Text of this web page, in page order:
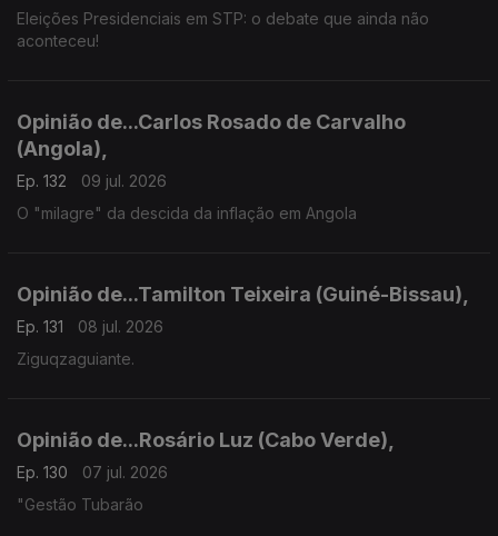
Eleições Presidenciais em STP: o debate que ainda não
aconteceu!
Opinião de...Carlos Rosado de Carvalho
(Angola),
Ep. 132
09 jul. 2026
O "milagre" da descida da inflação em Angola
Opinião de...Tamilton Teixeira (Guiné-Bissau),
Ep. 131
08 jul. 2026
Ziguqzaguiante.
Opinião de...Rosário Luz (Cabo Verde),
Ep. 130
07 jul. 2026
"Gestão Tubarão